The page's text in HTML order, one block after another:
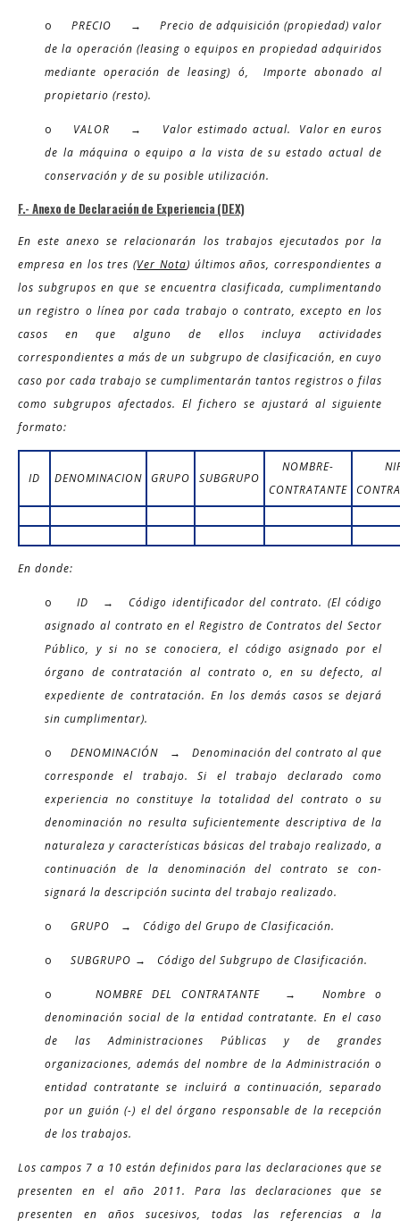
o PRECIO → Precio de adquisición (propiedad) valor
de la operación (leasing o equipos en propiedad adquiridos
mediante operación de leasing) ó, Importe abonado al
propietario (resto).
o VALOR → Valor estimado actual. Valor en euros
de la máquina o equipo a la vista de su estado actual de
conservación y de su posible utilización.
F.- Anexo de Declaración de Experiencia (DEX)
En este anexo se relacionarán los trabajos ejecutados por la
empresa en los tres (Ver Nota) últimos años, correspondientes a
los subgrupos en que se encuentra clasificada, cumplimentando
un registro o línea por cada trabajo o contrato, excepto en los
casos en que alguno de ellos incluya actividades
correspondientes a más de un subgrupo de clasificación, en cuyo
caso por cada trabajo se cumplimentarán tantos registros o filas
como subgrupos afectados. El fichero se ajustará al siguiente
formato:
ID DENOMINACION GRUPO SUBGRUPO
NOMBRE-
CONTRATANTE
En donde:
o ID → Código identificador del contrato. (El código
asignado al contrato en el Registro de Contratos del Sector
Público, y si no se conociera, el código asignado por el
órgano de contratación al contrato o, en su defecto, al
expediente de contratación. En los demás casos se dejará
sin cumplimentar).
oDENOMINACIÓN → Denominación del contrato al que
corresponde el trabajo. Si el trabajo declarado como
experiencia no constituye la totalidad del contrato o su
denominación no resulta suficientemente descriptiva de la
naturaleza y características básicas del trabajo realizado, a
continuación de la denominación del contrato se con-
signará la descripción sucinta del trabajo realizado.
o GRUPO → Código del Grupo de Clasificación.
o SUBGRUPO → Código del Subgrupo de Clasificación.
oNOMBRE DEL CONTRATANTE → Nombre o
denominación social de la entidad contratante. En el caso
de las Administraciones Públicas y de grandes
organizaciones, además del nombre de la Administración o
entidad contratante se incluirá a continuación, separado
por un guión (-) el del órgano responsable de la recepción
de los trabajos.
Los campos 7 a 10 están definidos para las declaraciones que se
presenten en el año 2011. Para las declaraciones que se
presenten en años sucesivos, todas las referencias a la